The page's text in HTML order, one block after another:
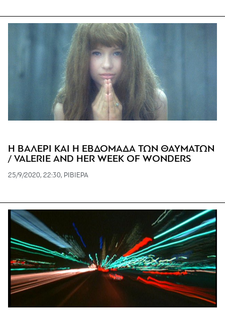
Η ΒΑΛΕΡΙ KAI H ΕΒΔΟΜΑΔΑ ΤΩΝ ΘΑΥΜΑΤΩΝ
/ VALERIE AND HER WEEK OF WONDERS
25/9/2020, 22:30, ΡΙΒΙΕΡΑ